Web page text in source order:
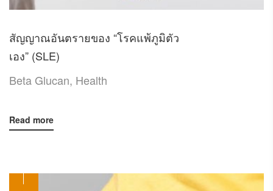
สัญญาณอันตรายของ “โรคแพ้ภูมิตัว
เอง” (SLE)
Beta Glucan, Health
Read more